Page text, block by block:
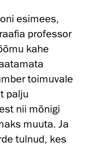
esimees,
professor
kahe
toimuvale
palju
nii mõnigi
muuta. Ja
tulnud, kes